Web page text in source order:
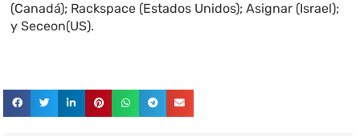
(Canadá); Rackspace (Estados Unidos); Asignar (Israel);
y Seceon(US).